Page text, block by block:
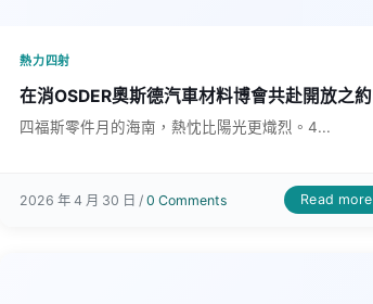
熱力四射
在消OSDER奧斯德汽車材料博會共赴開放之約
四福斯零件月的海南，熱忱比陽光更熾烈。4...
2026 年 4 月 30 日 /0 Comments Read more